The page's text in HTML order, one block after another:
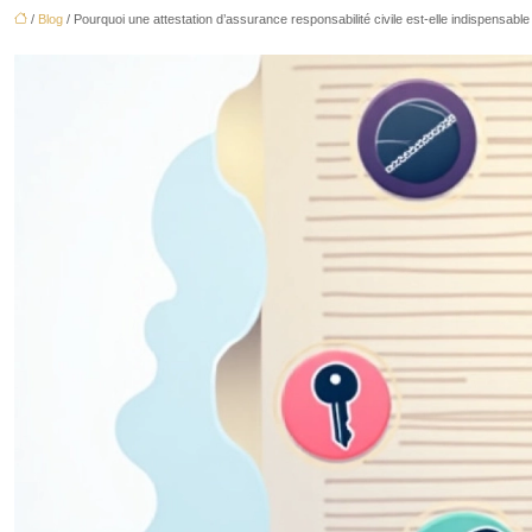
/ Blog / Pourquoi une attestation d’assurance responsabilité civile est-elle indispensable